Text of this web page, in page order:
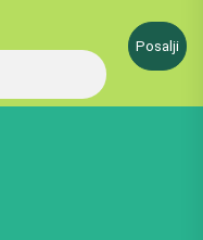
Posalji